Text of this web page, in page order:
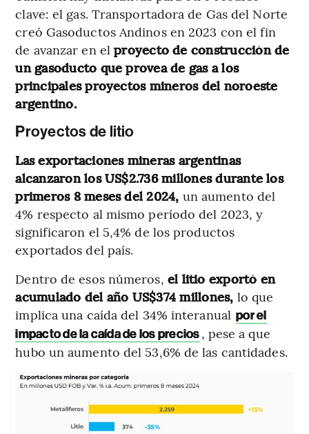
clave: el gas. Transportadora de Gas del Norte
creó Gasoductos Andinos en 2023 con el fin
de avanzar en elproyecto de construcción de
un gasoducto que provea de gas a los
principales proyectos mineros del noroeste
argentino.
Proyectos de litio
Las exportaciones mineras argentinas
alcanzaron los US$2.736 millones durante los
primeros 8 meses del 2024, un aumento del
4% respecto al mismo período del 2023, y
significaron el 5,4% de los productos
exportados del país.
Dentro de esos números, el litio exportó en
acumulado del año US$374 millones, lo que
implica una caída del 34% interanual por el
impacto de la caída de los precios, pese a que
hubo un aumento del 53,6% de las cantidades.